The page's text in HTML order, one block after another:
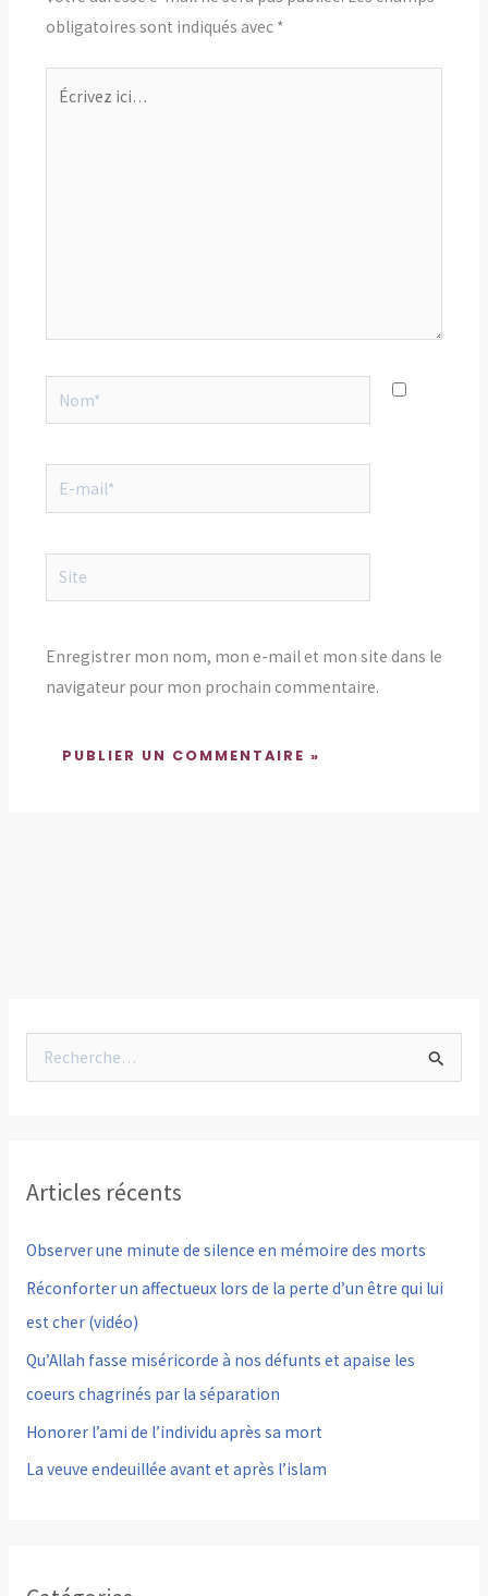
obligatoires sont indiqués avec *
Nom*
mail*
Site
Enregistrer mon nom, mon e-mail et mon site dans le
navigateur pour mon prochain commentaire.
e
h
e
r
:
Articles récents
Observer une minute de silence en mémoire des morts
Réconforter un affectueux lors de la perte d’un être qui lui
est cher (vidéo)
Qu’Allah fasse miséricorde à nos défunts et apaise les
coeurs chagrinés par la séparation
Honorer l’ami de l’individu après sa mort
La veuve endeuillée avant et après l’islam